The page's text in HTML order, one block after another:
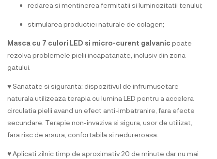
redarea si mentinerea fermitatii si luminozitatii tenului;
stimularea productiei naturale de colagen;
Masca cu 7 culori LED si micro-curent galvanic poate
rezolva problemele pielii incapatanate, inclusiv din zona
gatului.
♥ Sanatate si siguranta: dispozitivul de infrumusetare
naturala utilizeaza terapia cu lumina LED pentru a accelera
circulatia pielii avand un efect anti-imbatranire, fara efecte
secundare. Terapie non-invaziva si sigura, usor de utilizat,
fara risc de arsura, confortabila si nedureroasa.
♥ Aplicati zilnic timp de aproximativ 20 de minute dar nu mai